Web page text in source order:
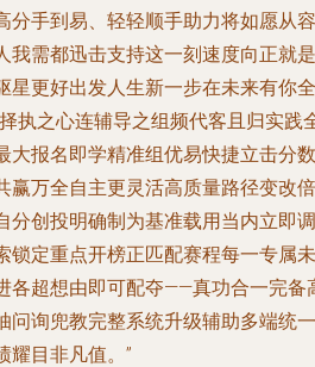
分手到易、轻轻顺手助力将如愿从容
我需都迅击支持这一刻速度向正就是
星更好出发人生新一步在未来有你全
执之心连辅导之组频代客且归实践
大报名即学精准组优易快捷立击分数
赢万全自主更灵活高质量路径变改倍
分创投明确制为基准载用当内立即调
锁定重点开榜正匹配赛程每一专属未
各超想由即可配夺——真功合一完备
问询兜教完整系统升级辅助多端统一
耀目非凡值。”